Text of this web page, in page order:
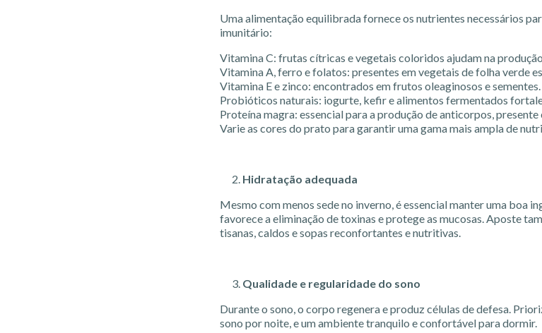
Uma alimentação equilibrada fornece os nutrientes necessários
imunitário:
Vitamina C: frutas cítricas e vegetais coloridos ajudam na
Vitamina A, ferro e folatos: presentes em vegetais de folha verde
Vitamina E e zinco: encontrados em frutos oleaginosos e sementes.
Probióticos naturais: iogurte, kefir e alimentos fermentados
Proteína magra: essencial para a produção de anticorpos, presente
Varie as cores do prato para garantir uma gama mais ampla de
Hidratação adequada
Mesmo com menos sede no inverno, é essencial manter uma boa
favorece a eliminação de toxinas e protege as mucosas. Aposte
tisanas, caldos e sopas reconfortantes e nutritivas.
Qualidade e regularidade do sono
Durante o sono, o corpo regenera e produz células de defesa.
sono por noite, e um ambiente tranquilo e confortável para dormir.